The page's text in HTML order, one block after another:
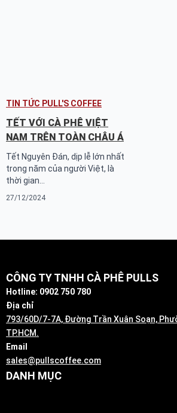
TIN TỨC PULL'S COFFEE
TẾT VỚI CÀ PHÊ VIỆT
NAM TRÊN TOÀN CHÂU Á
Tết Nguyên Đán, dịp lễ lớn nhất
trong năm của người Việt, là
thời gian…
27/12/2024
CÔNG TY TNHH CÀ PHÊ PULLS
Hotline: 0902 750 780
Địa chỉ
793/60D/7-7A, Đường Trần Xuân Soạn,
TP.HCM.
Email
sales@pullscoffee.com
DANH MỤC